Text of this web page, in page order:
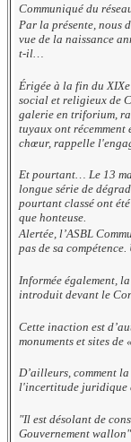
Communiqué du
Par la présente, nous
vue de la naissance
t-il…
Érigée à la fin du
social et religieux de
galerie en triforium,
tuyaux ont
chœur, rappelle
Et pourtant… Le 13
longue série de
pourtant classé ont
que honteuse.
Alertée, l’ASBL
pas de sa
Informée également,
introduit devant le
Cette inaction est
monuments et sites
D’ailleurs, comment
l'incertitude juridique
"Il est désolant de
Gouvernement wallon"